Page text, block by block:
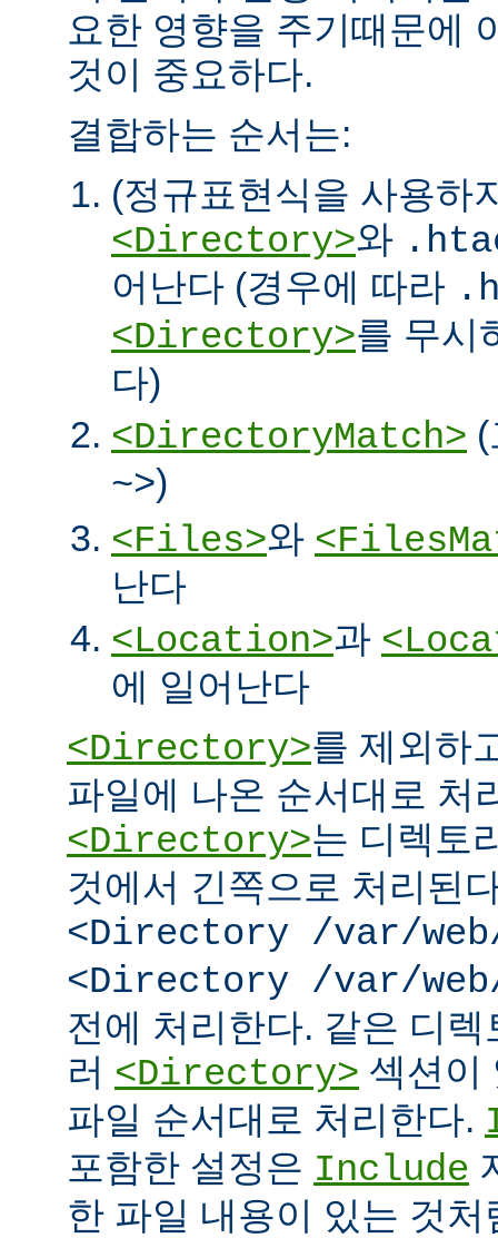
요한 영향을 주기때문에
것이 중요하다.
결합하는 순서는:
(정규표현식을 사용하
<Directory>와
어난다 (경우에 따라
<Directory>를 무시
다)
<DirectoryMatch>
~>)
<Files>와
난다
<Location>과
에 일어난다
<Directory>를 제외하
파일에 나온 순서대로 처
<Directory>는 디렉토
것에서 긴쪽으로 처리된
<Directory /var/
<Directory /var/
전에 처리한다. 같은 디
러 <Directory> 섹션이
파일 순서대로 처리한다.
포함한 설정은 Include
한 파일 내용이 있는 것처